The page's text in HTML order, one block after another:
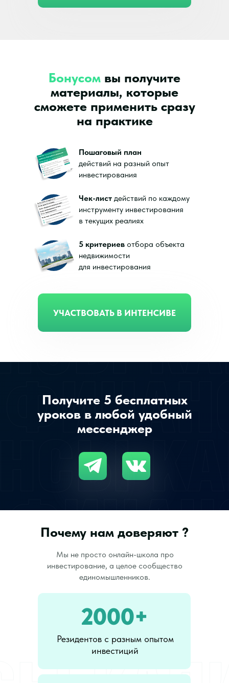
Бонусом вы получите
материалы, которые
сможете применить сразу
на практике
Пошаговый план
действий на разный опыт
инвестирования
Чек-лист действий по каждому
инструменту инвестирования
в текущих реалиях
5 критериев отбора объекта
недвижимости
для инвестирования
УЧАСТВОВАТЬ В ИНТЕНСИВЕ
Получите 5 бесплатных
уроков в любой удобный
мессенджер
Почему нам доверяют ?
Мы не просто онлайн-школа про
инвестирование, а целое сообщество
единомышленников.
2000+
Резидентов с разным опытом
инвестиций